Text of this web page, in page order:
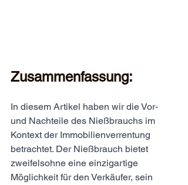
Zusammenfassung:
In diesem Artikel haben wir die Vor-
und Nachteile des Nießbrauchs im
Kontext der Immobilienverrentung
betrachtet. Der Nießbrauch bietet
zweifelsohne eine einzigartige
Möglichkeit für den Verkäufer, sein